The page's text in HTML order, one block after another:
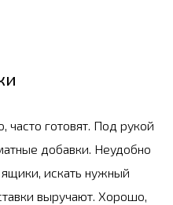
часто готовят. Под рукой
добавки. Неудобно
искать нужный
выручают. Хорошо,